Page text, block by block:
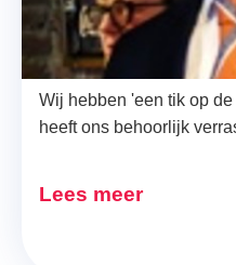
Teleurgesteld
laten
Wij hebben 'een tik op
heeft ons behoorlijk
Lees meer